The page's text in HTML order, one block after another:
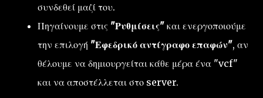
συνδεθεί μαζί του.
Πηγαίνουμε στις "Ρυθμίσεις" και ενεργοποιούμε
την επιλογή "Εφεδρικό αντίγραφο επαφών", αν
θέλουμε να δημιουργείται κάθε μέρα ένα "vcf"
και να αποστέλλεται στο server.